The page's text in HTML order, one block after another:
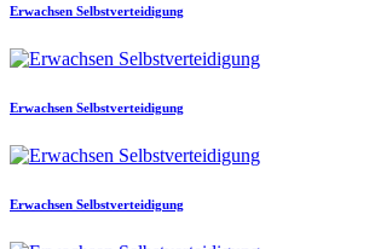
Erwachsen Selbstverteidigung
Erwachsen Selbstverteidigung
Erwachsen Selbstverteidigung